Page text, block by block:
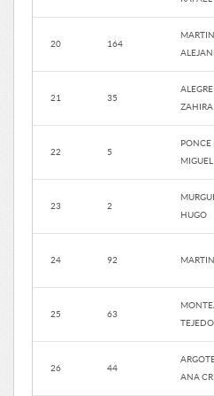
20 164
21 35
ZAHIRA
22 5
PONCE
MIGUEL
23 2
HUGO
24 92
25 63
26 44
ANA